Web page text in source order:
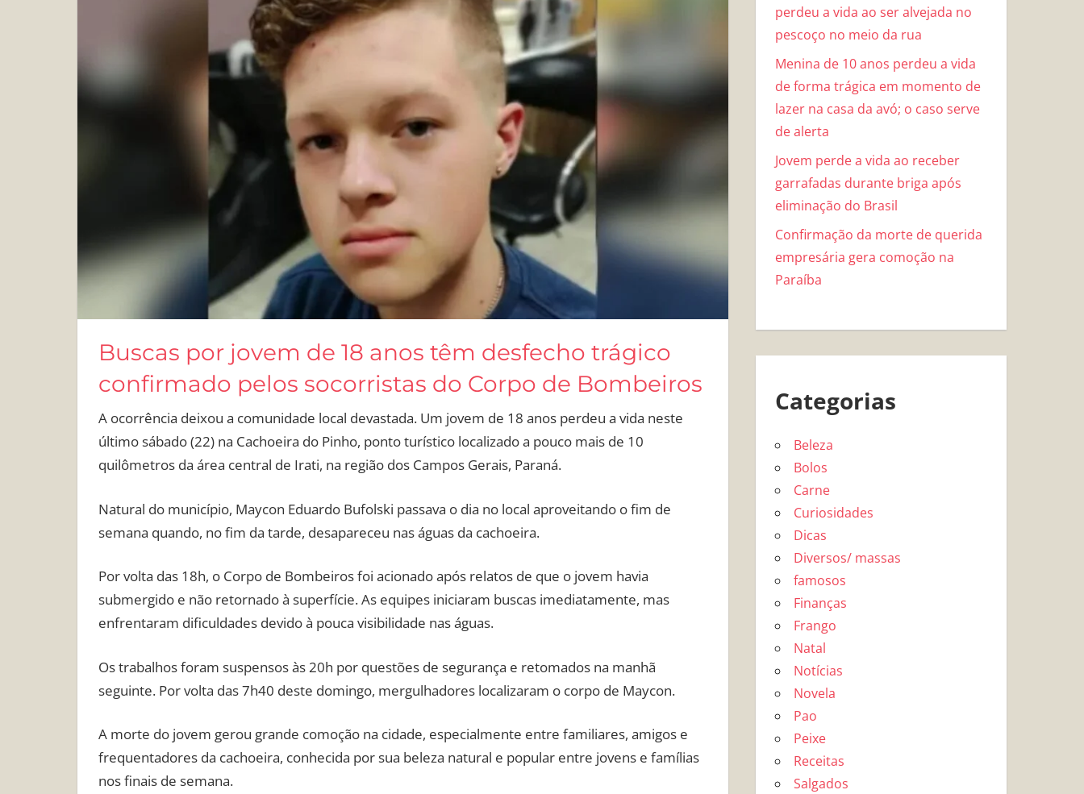
Buscas por jovem de 18 anos têm desfecho trágico
confirmado pelos socorristas do Corpo de Bombeiros
A ocorrência deixou a comunidade local devastada. Um jovem de 18 anos perdeu a vida neste
último sábado (22) na Cachoeira do Pinho, ponto turístico localizado a pouco mais de 10
quilômetros da área central de Irati, na região dos Campos Gerais, Paraná.
Natural do município, Maycon Eduardo Bufolski passava o dia no local aproveitando o fim de
semana quando, no fim da tarde, desapareceu nas águas da cachoeira.
Por volta das 18h, o Corpo de Bombeiros foi acionado após relatos de que o jovem havia
submergido e não retornado à superfície. As equipes iniciaram buscas imediatamente, mas
enfrentaram dificuldades devido à pouca visibilidade nas águas.
Os trabalhos foram suspensos às 20h por questões de segurança e retomados na manhã
seguinte. Por volta das 7h40 deste domingo, mergulhadores localizaram o corpo de Maycon.
A morte do jovem gerou grande comoção na cidade, especialmente entre familiares, amigos e
frequentadores da cachoeira, conhecida por sua beleza natural e popular entre jovens e famílias
nos finais de semana.
perdeu a vida ao ser alvejada no
pescoço no meio da rua
Menina de 10 anos perdeu a vida
de forma trágica em momento de
lazer na casa da avó; o caso serve
de alerta
Jovem perde a vida ao receber
garrafadas durante briga após
eliminação do Brasil
Confirmação da morte de querida
empresária gera comoção na
Paraíba
Categorias
Beleza
Bolos
Carne
Curiosidades
Dicas
Diversos/ massas
famosos
Finanças
Frango
Natal
Notícias
Novela
Pao
Peixe
Receitas
Salgados